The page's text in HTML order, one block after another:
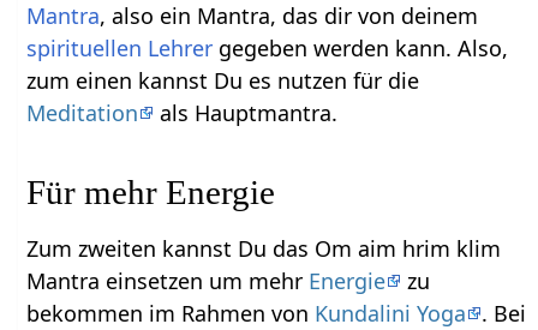
Mantra, also ein Mantra, das dir von deinem
spirituellen Lehrer gegeben werden kann. Also,
zum einen kannst Du es nutzen für die
Meditation
als Hauptmantra.
Für mehr Energie
Zum zweiten kannst Du das Om aim hrim klim
Mantra einsetzen um mehr Energie
zu
bekommen im Rahmen von Kundalini Yoga
. Bei